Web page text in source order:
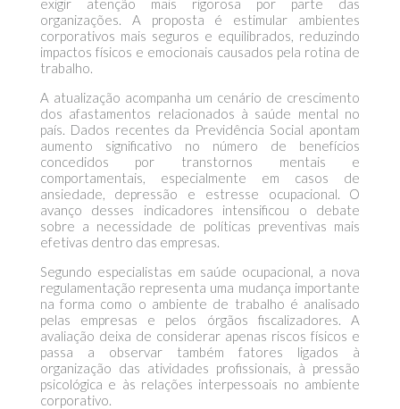
exigir atenção mais rigorosa por parte das
organizações. A proposta é estimular ambientes
corporativos mais seguros e equilibrados, reduzindo
impactos físicos e emocionais causados pela rotina de
trabalho.
A atualização acompanha um cenário de crescimento
dos afastamentos relacionados à saúde mental no
país. Dados recentes da Previdência Social apontam
aumento significativo no número de benefícios
concedidos por transtornos mentais e
comportamentais, especialmente em casos de
ansiedade, depressão e estresse ocupacional. O
avanço desses indicadores intensificou o debate
sobre a necessidade de políticas preventivas mais
efetivas dentro das empresas.
Segundo especialistas em saúde ocupacional, a nova
regulamentação representa uma mudança importante
na forma como o ambiente de trabalho é analisado
pelas empresas e pelos órgãos fiscalizadores. A
avaliação deixa de considerar apenas riscos físicos e
passa a observar também fatores ligados à
organização das atividades profissionais, à pressão
psicológica e às relações interpessoais no ambiente
corporativo.